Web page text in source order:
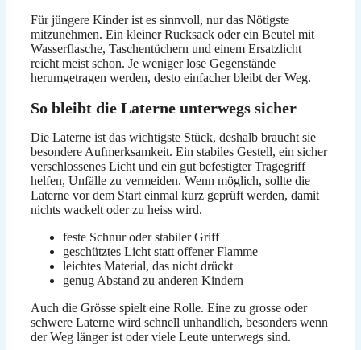
Für jüngere Kinder ist es sinnvoll, nur das Nötigste
mitzunehmen. Ein kleiner Rucksack oder ein Beutel mit
Wasserflasche, Taschentüchern und einem Ersatzlicht
reicht meist schon. Je weniger lose Gegenstände
herumgetragen werden, desto einfacher bleibt der Weg.
So bleibt die Laterne unterwegs sicher
Die Laterne ist das wichtigste Stück, deshalb braucht sie
besondere Aufmerksamkeit. Ein stabiles Gestell, ein sicher
verschlossenes Licht und ein gut befestigter Tragegriff
helfen, Unfälle zu vermeiden. Wenn möglich, sollte die
Laterne vor dem Start einmal kurz geprüft werden, damit
nichts wackelt oder zu heiss wird.
feste Schnur oder stabiler Griff
geschütztes Licht statt offener Flamme
leichtes Material, das nicht drückt
genug Abstand zu anderen Kindern
Auch die Grösse spielt eine Rolle. Eine zu grosse oder
schwere Laterne wird schnell unhandlich, besonders wenn
der Weg länger ist oder viele Leute unterwegs sind.